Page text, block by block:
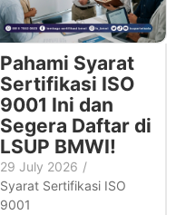
Pahami Syarat
Sertifikasi ISO
9001 Ini dan
Segera Daftar di
LSUP BMWI!
29 July 2026 /
Syarat Sertifikasi ISO
9001